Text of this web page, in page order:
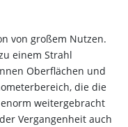
von großem Nutzen.
einem Strahl
Oberflächen und
die die
weitergebracht
Vergangenheit auch